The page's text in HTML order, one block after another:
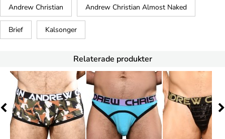
Andrew Christian Andrew Christian Almost Naked
Brief Kalsonger
Relaterade produkter